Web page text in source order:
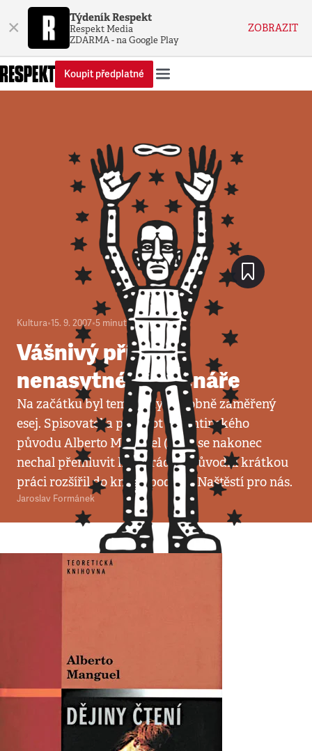
× Týdeník Respekt
Respekt Media
ZDARMA - na Google Play
ZOBRAZIT
Koupit předplatné
Kultura•15. 9. 2007•5 minut
Vášnivý příběh
nenasytného čtenáře
Na začátku byl tematicky obdobně zaměřený
esej. Spisovatel a polyglot argentinského
původu Alberto Manguel (1948) se nakonec
nechal přemluvit kamarády a původní krátkou
práci rozšířil do knižní podoby. Naštěstí pro nás.
Jaroslav Formánek